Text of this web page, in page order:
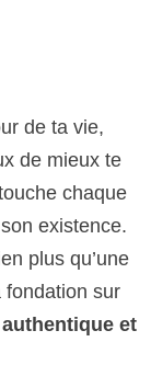
de ta vie,
de mieux te
chaque
existence.
plus qu’une
fondation sur
et